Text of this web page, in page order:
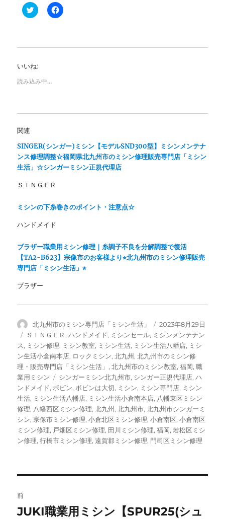
ク
リ
T
t
e
r
(
ィ
ン
ド
ウ
で
き
)
F
a
o
リ
く
だ
さ
い
(
ィ
ン
き
ま
す
)
いいね:
読み込み中…
関連
SINGER(シンガー)ミシン【モデルSND300型】ミシンメンテナ
ンス修理調整☆福岡県北九州市のミシン修理販売専門店「ミシン
生活」☆シンガーミシン正規代理店
ＳＩＮＧＥＲ
ミシンの下糸巻きのポイント・注意点☆
ハンドメイド
ブラザー職業用ミシン修理｜糸調子不良を分解調整で復活
【TA2-B623】宗像市のお客様より⭐︎北九州市のミシン修理販売
専門店「ミシン生活」⭐︎
ブラザー
投
稿
者
北九州市のミシン専門店「ミシン生活」
投
稿
日:
2023年8月29日
カ
テ
ゴ
リ
ー
ＳＩＮＧＥＲ ,ハンドメイド, ミシンセール, ミシンメンテナン
ス, ミシン修理, ミシン教室, ミシン生活, ミシン生活八幡店, ミシ
ン生活小倉南本店, ロックミシン,北九州 ,北九州市のミシン修
理・販売専門店「ミシン生活」 ,北九州市のミシン教室,福岡,職
業用ミシン
タ
グ
シンガーミシン北九州市, シンガー正規代理店,ハ
ンドメイド, ボビン, ボビンは大切, ミシン, ミシン専門店, ミシン
生活, ミシン生活八幡店, ミシン生活小倉南本店, 八幡東区ミシン
修理, 八幡西区ミシン修理,北九州 ,北九州市,北九州市シンガーミ
シン, 宗像市ミシン修理,小倉北区ミシン修理,小倉南区,小倉南区
ミシン修理, 戸畑区ミシン修理, 田川ミシン修理,福岡, 若松区ミシ
ン修理,行橋市ミシン修理,遠賀郡ミシン修理, 門司区ミシン修理
稿
前
前
JUKI職業用ミシン【SPUR25(シュ